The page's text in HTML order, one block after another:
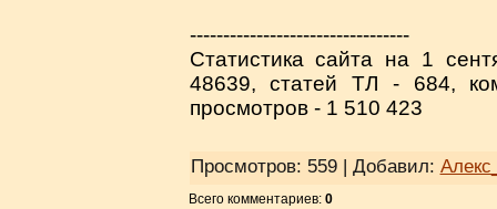
---------------------------------
Статистика сайта на 1
48639, статей ТЛ - 684,
просмотров - 1 510 423
Просмотров: 559 | Добавил:
Всего комментариев: 0